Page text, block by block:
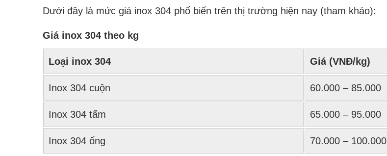
Dưới đây là mức giá inox 304 phổ biến trên thị trường hiện nay (tham khảo):
Giá inox 304 theo kg
Loại inox 304 Giá (VNĐ/kg)
Inox 304 cuộn 60.000 – 85.000
Inox 304 tấm 65.000 – 95.000
Inox 304 ống 70.000 – 100.000